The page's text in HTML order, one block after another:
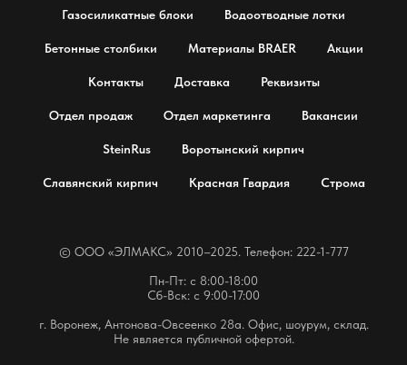
Газосиликатные блоки Водоотводные лотки
Бетонные столбики Материалы BRAER Акции
Контакты Доставка Реквизиты
Отдел продаж Отдел маркетинга Вакансии
SteinRus Воротынский кирпич
Славянский кирпич Красная Гвардия Строма
© OOO «ЭЛМАКС» 2010–2025. Телефон: 222-1-777
Пн-Пт: с 8:00-18:00
Сб-Вск: с 9:00-17:00
г. Воронеж, Антонова-Овсеенко 28а. Офис, шоурум, склад.
Не является публичной офертой.